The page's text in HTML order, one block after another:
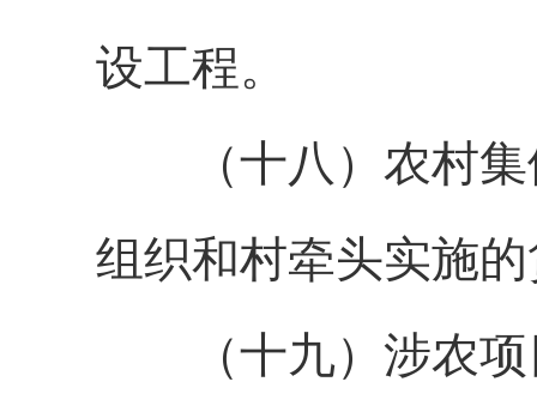
设工程。
（十八 ）农村
组织和村牵头实施
（十九）涉农